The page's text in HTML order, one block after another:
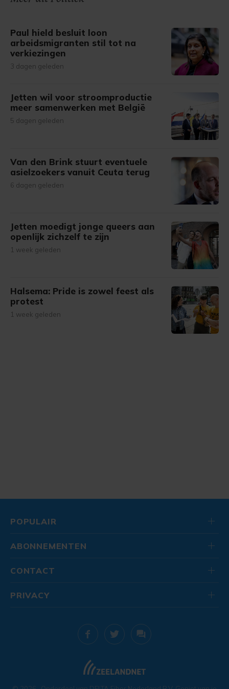
Paul hield besluit loon
arbeidsmigranten stil tot na
verkiezingen
3 dagen geleden
Jetten wil voor stroomproductie
meer samenwerken met België
5 dagen geleden
Van den Brink stuurt eventuele
asielzoekers vanuit Ceuta terug
6 dagen geleden
Jetten moedigt jonge queers aan
openlijk zichzelf te zijn
1 week geleden
Halsema: Pride is zowel feest als
protest
1 week geleden
POPULAIR
ABONNEMENTEN
CONTACT
PRIVACY